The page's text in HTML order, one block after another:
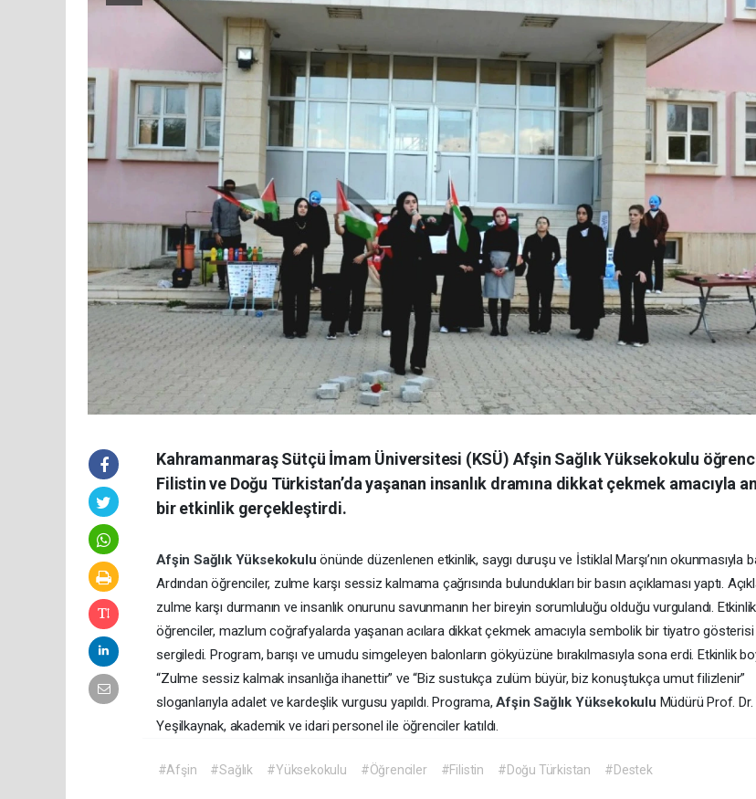
Kahramanmaraş Sütçü İmam Üniversitesi (KSÜ) Afşin Sağlık Yüksekokulu
Filistin ve Doğu Türkistan’da yaşanan insanlık dramına dikkat çekmek amacıyla
bir etkinlik gerçekleştirdi.
Afşin Sağlık Yüksekokuluönünde düzenlenen etkinlik, saygı duruşu ve İstiklal Marşı’nın okunmasıyla
Ardından öğrenciler, zulme karşı sessiz kalmama çağrısında bulundukları bir basın açıklaması yaptı.
zulme karşı durmanın ve insanlık onurunu savunmanın her bireyin sorumluluğu olduğu vurgulandı.
öğrenciler, mazlum coğrafyalarda yaşanan acılara dikkat çekmek amacıyla sembolik bir tiyatro gösterisi
sergiledi. Program, barışı ve umudu simgeleyen balonların gökyüzüne bırakılmasıyla sona erdi. Etkinlik
“Zulme sessiz kalmak insanlığa ihanettir” ve “Biz sustukça zulüm büyür, biz konuştukça umut filizlenir”
sloganlarıyla adalet ve kardeşlik vurgusu yapıldı. Programa,AfşinSağlık Yüksekokulu Müdürü Prof.
Yeşilkaynak, akademik ve idari personel ile öğrenciler katıldı.
#Afşin #Sağlık #Yüksekokulu #Öğrenciler #Filistin #Doğu Türkistan #Destek